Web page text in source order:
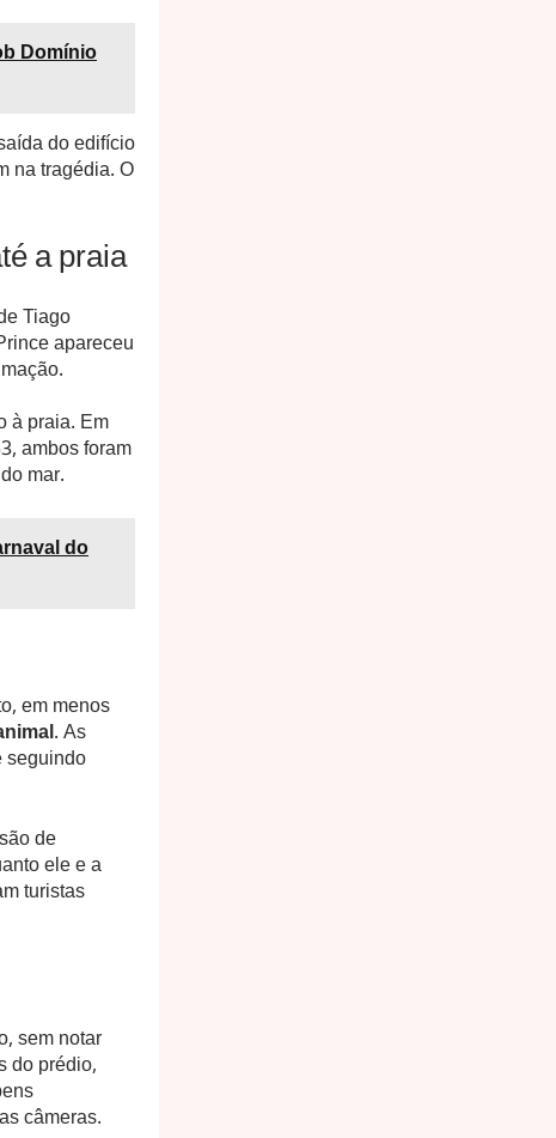
Domínio
do edifício
na tragédia. O
a praia
Tiago
apareceu
à praia. Em
ambos foram
mar.
do
em menos
. As
seguindo
de
ele e a
turistas
sem notar
do prédio,
câmeras.